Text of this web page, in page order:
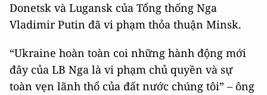
Donetsk và Lugansk của Tổng thống Nga
Vladimir Putin đã vi phạm thỏa thuận Minsk.
“Ukraine hoàn toàn coi những hành động mới
đây của LB Nga là vi phạm chủ quyền và sự
toàn vẹn lãnh thổ của đất nước chúng tôi” – ông